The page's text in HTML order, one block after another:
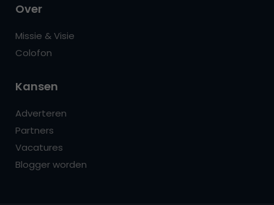
Over
Missie & Visie
Colofon
Kansen
Adverteren
Partners
Vacatures
Blogger worden